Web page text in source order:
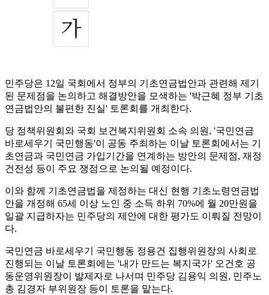
민주당은 12일 국회에서 정부의 기초연금법안과 관련해 제기
된 문제점을 논의하고 해결방안을 모색하는 '박근혜 정부 기초
연금법안의 불편한 진실' 토론회를 개최한다.
당 정책위원회와 국회 보건복지위원회 소속 의원, '국민연금
바로세우기 국민행동'이 공동 주최하는 이날 토론회에서는 기
초연금과 국민연금 가입기간을 연계하는 방안의 문제점, 재정
건전성 등이 주요 쟁점으로 논의될 예정이다.
이와 함께 기초연금법을 제정하는 대신 현행 기초노령연금법
안을 개정해 65세 이상 노인 중 소득 하위 70%에 월 20만원을
일괄 지급하자는 민주당의 제안에 대한 평가도 이뤄질 전망이
다.
국민연금 바로세우기 국민행동 정용건 집행위원장의 사회로
진행되는 이날 토론회에는 '내가 만드는 복지국가' 오건호 공
동운영위원장이 발제자로 나서며 민주당 김용익 의원, 민주노
총 김경자 부위원장 등이 토론을 맡는다.